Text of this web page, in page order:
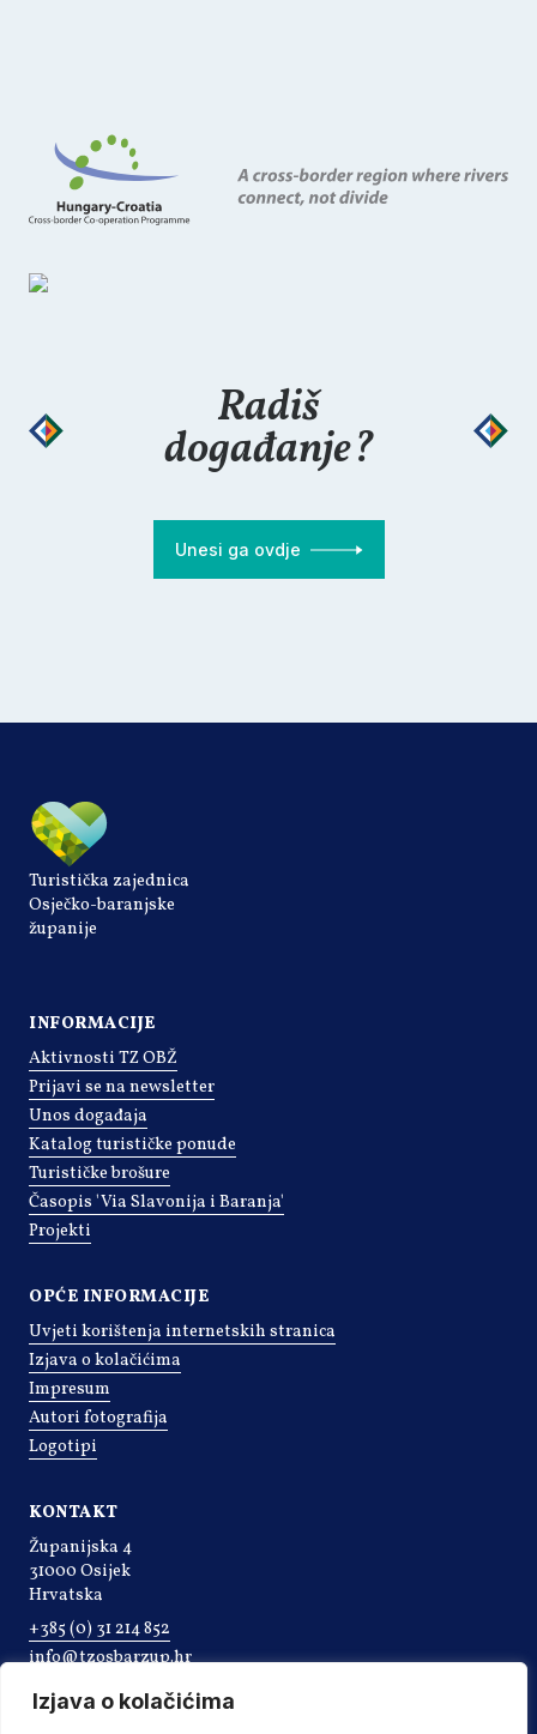
Izjava o kolačićima
Radiš
događanje?
Unesi ga ovdje
Turistička zajednica
Osječko-baranjske
županije
INFORMACIJE
Aktivnosti TZ OBŽ
Prijavi se na newsletter
Unos događaja
Katalog turističke ponude
Turističke brošure
Časopis 'Via Slavonija i Baranja'
Projekti
OPĆE INFORMACIJE
Uvjeti korištenja internetskih stranica
Izjava o kolačićima
Impresum
Autori fotografija
Logotipi
KONTAKT
Županijska 4
31000 Osijek
Hrvatska
+385 (0) 31 214 852
info@tzosbarzup.hr